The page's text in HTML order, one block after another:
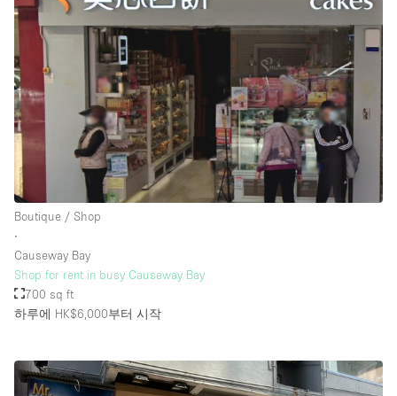
Boutique / Shop
∙
Causeway Bay
Shop for rent in busy Causeway Bay
700 sq ft
하루에 HK$6,000부터 시작